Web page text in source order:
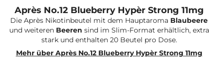
Après No.12 Blueberry Hypèr Strong 11mg
Die Après Nikotinbeutel mit dem Hauptaroma Blaubeere
und weiteren Beeren sind im Slim-Format erhältlich, extra
stark und enthalten 20 Beutel pro Dose.
Mehr über Après No.12 Blueberry Hypèr Strong 11mg